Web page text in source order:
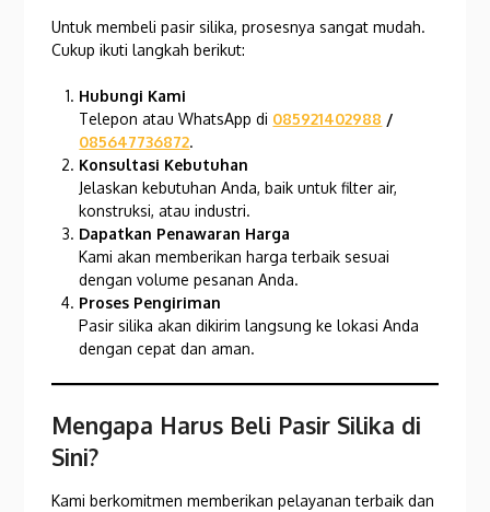
Untuk membeli pasir silika, prosesnya sangat mudah.
Cukup ikuti langkah berikut:
Hubungi Kami
Telepon atau WhatsApp di 085921402988 /
085647736872.
Konsultasi Kebutuhan
Jelaskan kebutuhan Anda, baik untuk filter air,
konstruksi, atau industri.
Dapatkan Penawaran Harga
Kami akan memberikan harga terbaik sesuai
dengan volume pesanan Anda.
Proses Pengiriman
Pasir silika akan dikirim langsung ke lokasi Anda
dengan cepat dan aman.
Mengapa Harus Beli Pasir Silika di
Sini?
Kami berkomitmen memberikan pelayanan terbaik dan